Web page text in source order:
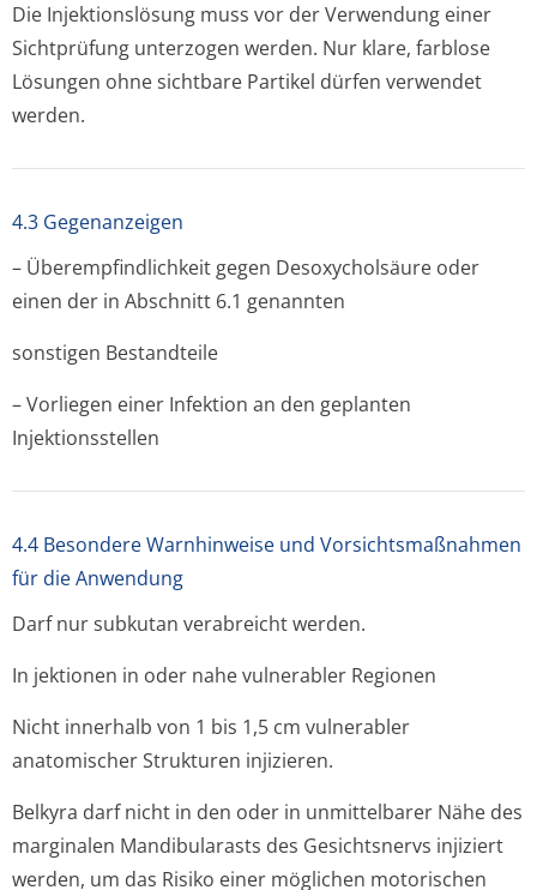
Die Injektionslösung muss vor der Verwendung einer
Sichtprüfung unterzogen werden. Nur klare, farblose
Lösungen ohne sichtbare Partikel dürfen verwendet
werden.
4.3 Gegenanzeigen
– Überempfindlichkeit gegen Desoxycholsäure oder
einen der in Abschnitt 6.1 genannten
sonstigen Bestandteile
– Vorliegen einer Infektion an den geplanten
Injektionsstellen
4.4 Besondere Warnhinweise und Vorsichtsmaßnahmen
für die Anwendung
Darf nur subkutan verabreicht werden.
In jektionen in oder nahe vulnerabler Regionen
Nicht innerhalb von 1 bis 1,5 cm vulnerabler
anatomischer Strukturen injizieren.
Belkyra darf nicht in den oder in unmittelbarer Nähe des
marginalen Mandibularasts des Gesichtsnervs injiziert
werden, um das Risiko einer möglichen motorischen